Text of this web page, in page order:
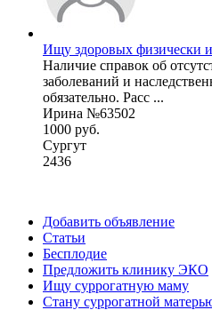
Ищу здоровых физически
Наличие справок об
заболеваний и
обязательно. Расс ...
Ирина №63502
1000 руб.
Сургут
2436
Добавить объявление
Статьи
Бесплодие
Предложить клинику ЭКО
Ищу суррогатную маму
Стану суррогатной